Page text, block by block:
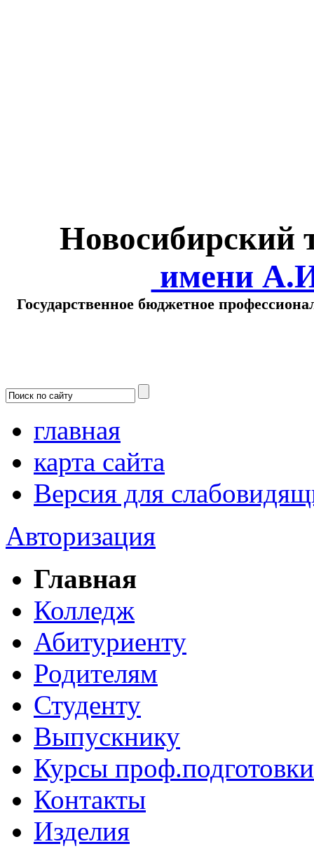
Новосибирский
имени
Государственное бюджетное
главная
карта сайта
Версия для
Авторизация
Главная
Колледж
Абитуриенту
Родителям
Студенту
Выпускнику
Курсы проф.подготовки
Контакты
Изделия